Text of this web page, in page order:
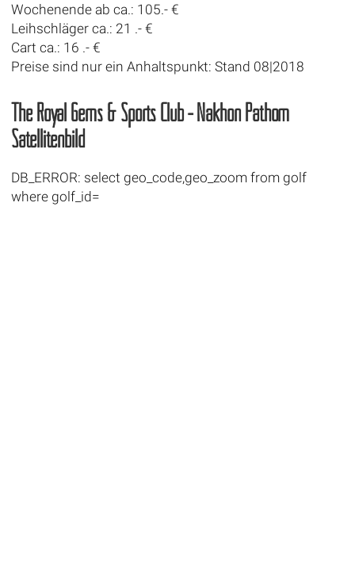
Wochenende ab ca.: 105.- €
Leihschläger ca.: 21 .- €
Cart ca.: 16 .- €
Preise sind nur ein Anhaltspunkt: Stand 08|2018
The Royal Gems & Sports Club - Nakhon Pathom
Satellitenbild
DB_ERROR: select geo_code,geo_zoom from golf
where golf_id=